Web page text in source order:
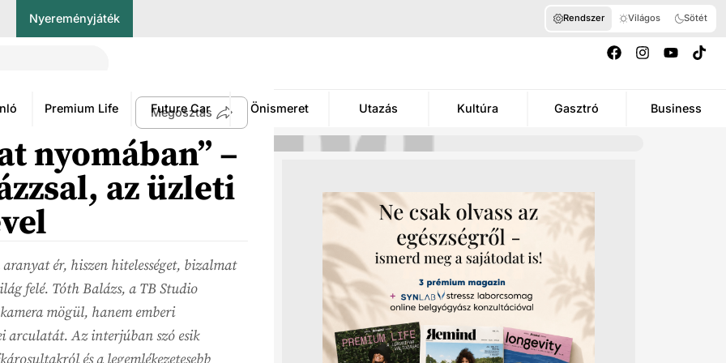
Nyereményjáték Rendszer Világos Sötét
Premium Life Future Car Önismeret Utazás Kultúra Gasztró Business
Megosztás
nyomában” –
az üzleti
ér, hiszen hitelességet, bizalmat
felé. Tóth Balázs, a TB Studio
mögül, hanem emberi
arculatát. Az interjúban szó esik
és a legemlékezetesebb